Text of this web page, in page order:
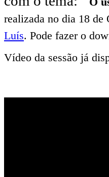
realizada no dia 18 de
Luís. Pode fazer o
Vídeo da sessão já